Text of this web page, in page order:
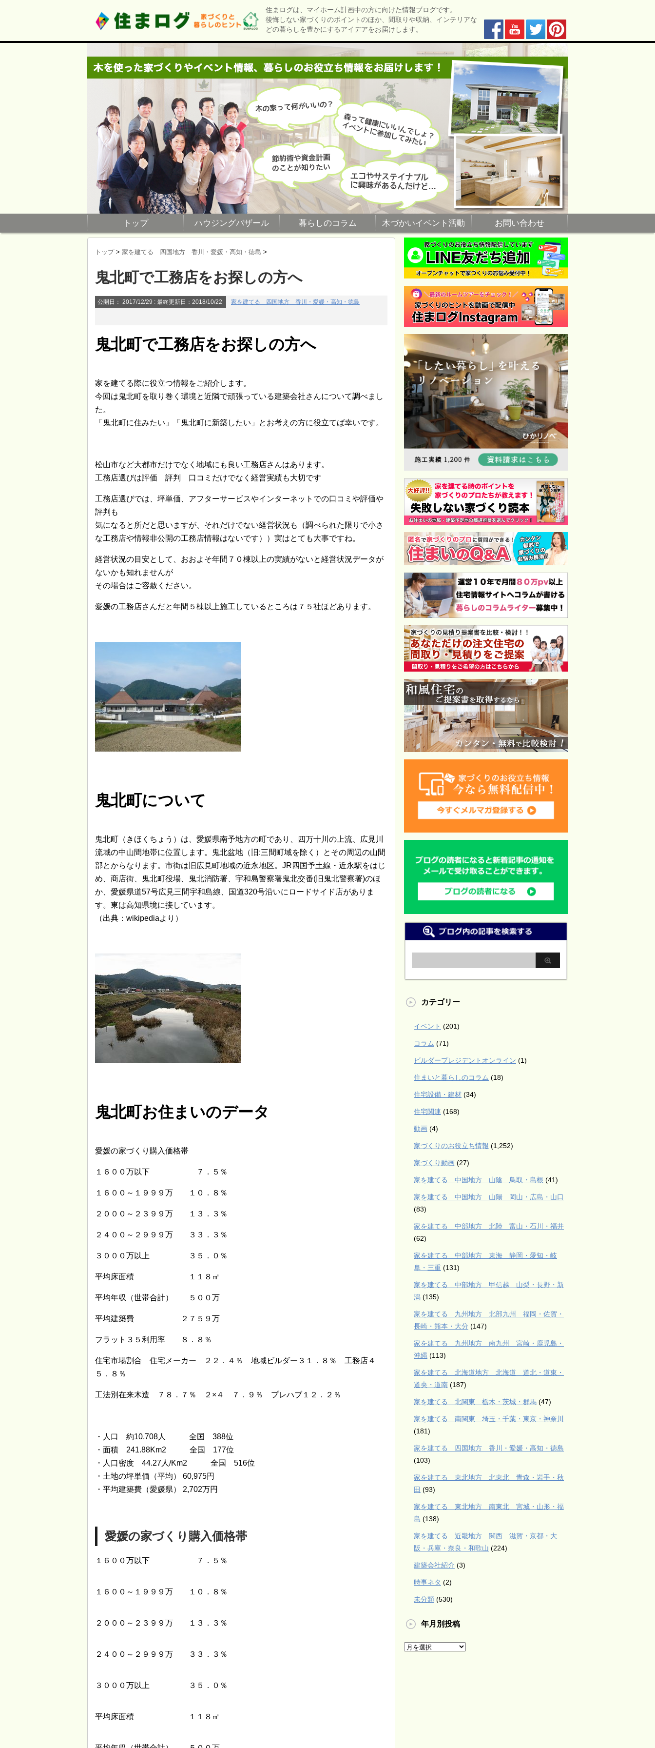
住まログは、マイホーム計画中の方に向けた情報ブログです。
後悔しない家づくりのポイントのほか、間取りや収納、インテリアな
どの暮らしを豊かにするアイデアをお届けします。
トップ ハウジングバザール 暮らしのコラム 木づかいイベント活動 お問い合わせ
トップ > 家を建てる 四国地方 香川・愛媛・高知・徳島 >
鬼北町で工務店をお探しの方へ
公開日： 2017/12/29 : 最終更新日：2018/10/22 家を建てる 四国地方 香川・愛媛・高知・徳島
鬼北町で工務店をお探しの方へ
家を建てる際に役立つ情報をご紹介します。
今回は鬼北町を取り巻く環境と近隣で頑張っている建築会社さんについて調べまし
た。
「鬼北町に住みたい」「鬼北町に新築したい」とお考えの方に役立てば幸いです。
松山市など大都市だけでなく地域にも良い工務店さんはあります。
工務店選びは評価 評判 口コミだけでなく経営実績も大切です
工務店選びでは、坪単価、アフターサービスやインターネットでの口コミや評価や
評判も
気になると所だと思いますが、それだけでない経営状況も（調べられた限りで小さ
な工務店や情報非公開の工務店情報はないです））実はとても大事ですね。
経営状況の目安として、おおよそ年間７０棟以上の実績がないと経営状況データが
ないかも知れませんが
その場合はご容赦ください。
愛媛の工務店さんだと年間５棟以上施工しているところは７５社ほどあります。
鬼北町について
鬼北町（きほくちょう）は、愛媛県南予地方の町であり、四万十川の上流、広見川
流域の中山間地帯に位置します。鬼北盆地（旧:三間町域を除く）とその周辺の山間
部とからなります。市街は旧広見町地域の近永地区。JR四国予土線・近永駅をはじ
め、商店街、鬼北町役場、鬼北消防署、宇和島警察署鬼北交番(旧鬼北警察署)のほ
か、愛媛県道57号広見三間宇和島線、国道320号沿いにロードサイド店がありま
す。東は高知県境に接しています。
（出典：wikipediaより）
鬼北町お住まいのデータ
愛媛の家づくり購入価格帯
１６００万以下 ７．５％
１６００～１９９９万 １０．８％
２０００～２３９９万 １３．３％
２４００～２９９９万 ３３．３％
３０００万以上 ３５．０％
平均床面積 １１８㎡
平均年収（世帯合計） ５００万
平均建築費 ２７５９万
フラット３５利用率 ８．８％
住宅市場割合 住宅メーカー ２２．４％ 地域ビルダー３１．８％ 工務店４
５．８％
工法別在来木造 ７８．７％ ２×４ ７．９％ プレハブ１２．２％
・人口 約10,708人 全国 388位
・面積 241.88Km2 全国 177位
・人口密度 44.27人/Km2 全国 516位
・土地の坪単価（平均） 60,975円
・平均建築費（愛媛県） 2,702万円
愛媛の家づくり購入価格帯
１６００万以下 ７．５％
１６００～１９９９万 １０．８％
２０００～２３９９万 １３．３％
２４００～２９９９万 ３３．３％
３０００万以上 ３５．０％
平均床面積 １１８㎡
カテゴリー
イベント (201)
コラム (71)
ビルダープレジデントオンライン (1)
住まいと暮らしのコラム (18)
住宅設備・建材 (34)
住宅関連 (168)
動画 (4)
家づくりのお役立ち情報 (1,252)
家づくり動画 (27)
家を建てる 中国地方 山陰 鳥取・島根 (41)
家を建てる 中国地方 山陽 岡山・広島・山口
(83)
家を建てる 中部地方 北陸 富山・石川・福井
(62)
家を建てる 中部地方 東海 静岡・愛知・岐
阜・三重 (131)
家を建てる 中部地方 甲信越 山梨・長野・新
潟 (135)
家を建てる 九州地方 北部九州 福岡・佐賀・
長崎・熊本・大分 (147)
家を建てる 九州地方 南九州 宮崎・鹿児島・
沖縄 (113)
家を建てる 北海道地方 北海道 道北・道東・
道央・道南 (187)
家を建てる 北関東 栃木・茨城・群馬 (47)
家を建てる 南関東 埼玉・千葉・東京・神奈川
(181)
家を建てる 四国地方 香川・愛媛・高知・徳島
(103)
家を建てる 東北地方 北東北 青森・岩手・秋
田 (93)
家を建てる 東北地方 南東北 宮城・山形・福
島 (138)
家を建てる 近畿地方 関西 滋賀・京都・大
阪・兵庫・奈良・和歌山 (224)
建築会社紹介 (3)
時事ネタ (2)
未分類 (530)
年月別投稿